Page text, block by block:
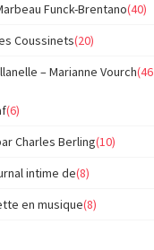
Funck-Brentano(40)
Coussinets(20)
– Marianne Vourch(46
(6)
Charles Berling(10)
intime de(8)
en musique(8)